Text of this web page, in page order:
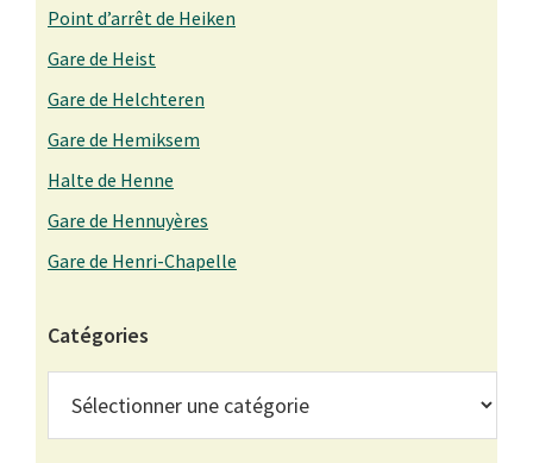
Point d’arrêt de Heiken
Gare de Heist
Gare de Helchteren
Gare de Hemiksem
Halte de Henne
Gare de Hennuyères
Gare de Henri-Chapelle
Catégories